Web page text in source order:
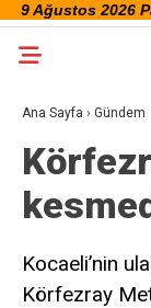
Ana Sayfa › Gündem
Kocaeli’nin
Körfezray